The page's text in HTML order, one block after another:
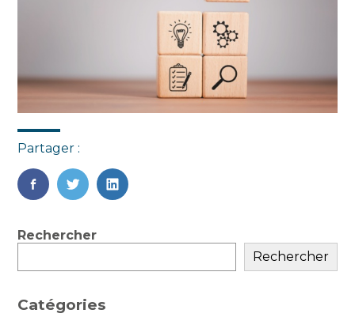
Partager :
FaceBook
TwitterLinkedIn
Blog
Rechercher
Rechercher
Catégories